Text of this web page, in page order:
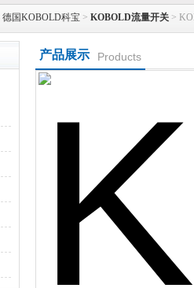
德国KOBOLD科宝 > KOBOLD流量开关 >
产品展示 Products